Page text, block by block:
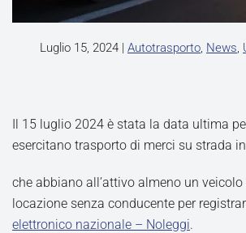
Luglio 15, 2024 | Autotrasporto, News,
Il 15 luglio 2024 è stata la data ultima
esercitano trasporto di merci su strada
che abbiano all’attivo almeno un
locazione senza conducente per
elettronico nazionale – Noleggi.